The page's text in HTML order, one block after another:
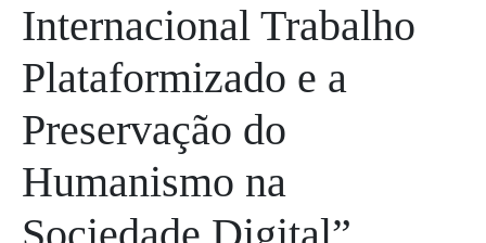
Internacional Trabalho
Plataformizado e a
Preservação do
Humanismo na